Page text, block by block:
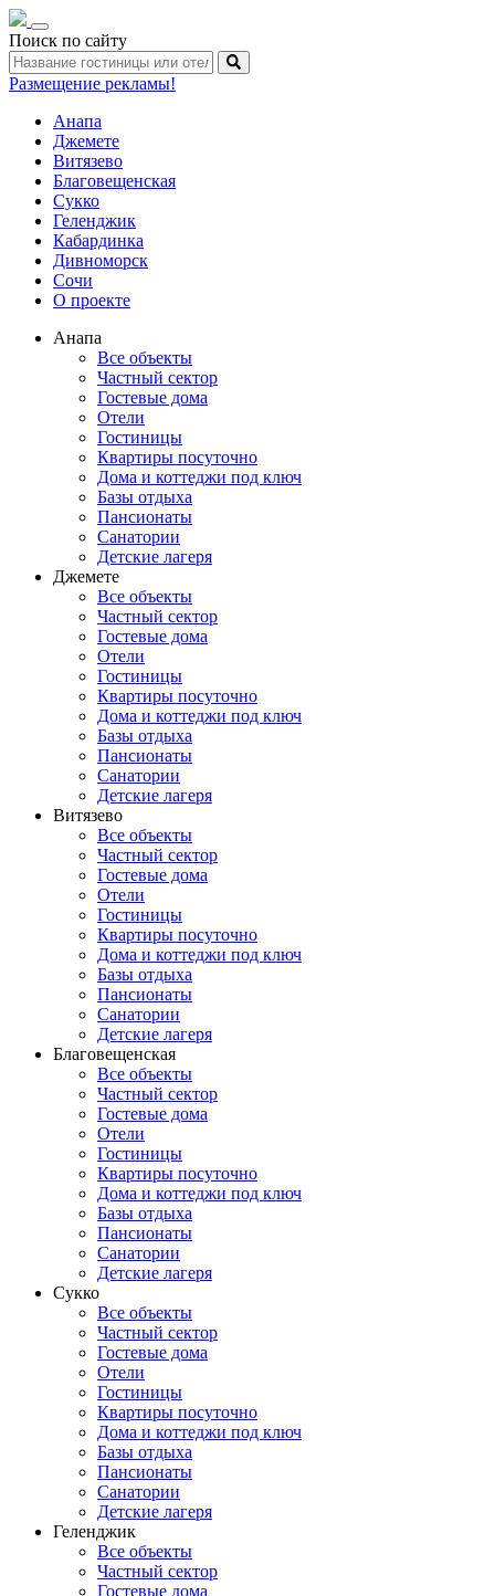
Toggle
navigation
Поиск по сайту
Размещение рекламы!
Анапа
Джемете
Витязево
Благовещенская
Сукко
Геленджик
Кабардинка
Дивноморск
Сочи
О проекте
Анапа
Все объекты
Частный сектор
Гостевые дома
Отели
Гостиницы
Квартиры посуточно
Дома и коттеджи под ключ
Базы отдыха
Пансионаты
Санатории
Детские лагеря
Джемете
Все объекты
Частный сектор
Гостевые дома
Отели
Гостиницы
Квартиры посуточно
Дома и коттеджи под ключ
Базы отдыха
Пансионаты
Санатории
Детские лагеря
Витязево
Все объекты
Частный сектор
Гостевые дома
Отели
Гостиницы
Квартиры посуточно
Дома и коттеджи под ключ
Базы отдыха
Пансионаты
Санатории
Детские лагеря
Благовещенская
Все объекты
Частный сектор
Гостевые дома
Отели
Гостиницы
Квартиры посуточно
Дома и коттеджи под ключ
Базы отдыха
Пансионаты
Санатории
Детские лагеря
Сукко
Все объекты
Частный сектор
Гостевые дома
Отели
Гостиницы
Квартиры посуточно
Дома и коттеджи под ключ
Базы отдыха
Пансионаты
Санатории
Детские лагеря
Геленджик
Все объекты
Частный сектор
Гостевые дома